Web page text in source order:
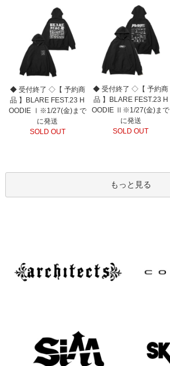
◆ 受付終了 ◇【 予約商
品 】BLARE FEST.23 H
OODIE Ⅰ※1/27(金)まで
に発送
SOLD OUT
◆ 受付終了 ◇【 予約商
品 】BLARE FEST.23 H
OODIE Ⅱ※1/27(金)まで
に発送
SOLD OUT
もっと見る